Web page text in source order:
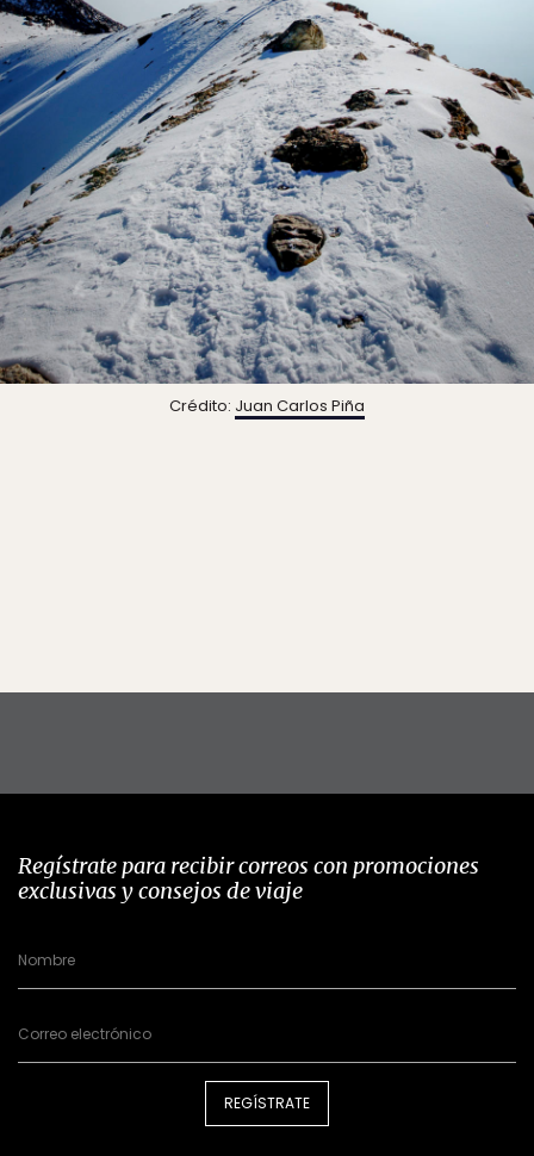
Crédito: Juan Carlos Piña
Regístrate para recibir correos con promociones
exclusivas y consejos de viaje
REGÍSTRATE